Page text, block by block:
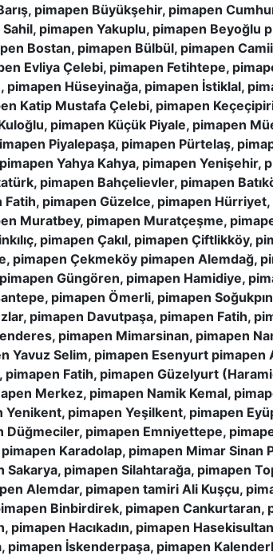
pimapen Büyükşehir, pimapen
pimapen Yakuplu, pimapen
Bostan, pimapen Bülbül, pimapen
Evliya Çelebi, pimapen Fetihtepe,
pimapen Hüseyinağa, pimapen İstiklal,
Katip Mustafa Çelebi, pimapen
pimapen Küçük Piyale, pimapen
Piyalepaşa, pimapen Pürtelaş,
Yahya Kahya, pimapen
pimapen Bahçelievler, pimapen
Fatih, pimapen Güzelce, pimapen
Muratbey, pimapen Muratçeşme,
pimapen Çakıl, pimapen Çiftlikköy,
pimapen Çekmeköy pimapen Alemdağ,
Güngören, pimapen Hamidiye,
pimapen Ömerli, pimapen
pimapen Davutpaşa, pimapen Fatih,
pimapen Mimarsinan, pimapen
Yavuz Selim, pimapen Esenyurt pimapen
pimapen Fatih, pimapen Güzelyurt
Merkez, pimapen Namik Kemal,
Yenikent, pimapen Yeşilkent, pimapen
Düğmeciler, pimapen Emniyettepe,
Karadolap, pimapen Mimar
Sakarya, pimapen Silahtarağa, pimapen
Alemdar, pimapen tamiri Ali Kuşçu,
Binbirdirek, pimapen
pimapen Hacıkadın, pimapen
pimapen İskenderpaşa, pimapen